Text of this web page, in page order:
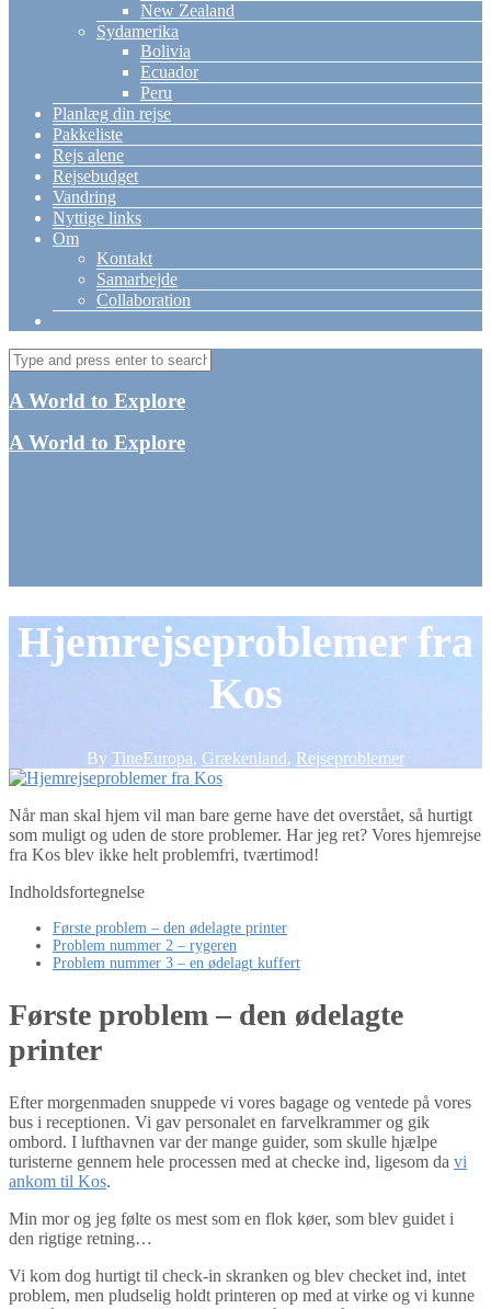
New Zealand
Sydamerika
Bolivia
Ecuador
Peru
Planlæg din rejse
Pakkeliste
Rejs alene
Rejsebudget
Vandring
Nyttige links
Om
Kontakt
Samarbejde
Collaboration
A World to Explore
A World to Explore
Hjemrejseproblemer fra
Kos
By TineEuropa, Grækenland, Rejseproblemer
Når man skal hjem vil man bare gerne have det overstået, så hurtigt
som muligt og uden de store problemer. Har jeg ret? Vores hjemrejse
fra Kos blev ikke helt problemfri, tværtimod!
Indholdsfortegnelse
Første problem – den ødelagte printer
Problem nummer 2 – rygeren
Problem nummer 3 – en ødelagt kuffert
Første problem – den ødelagte
printer
Efter morgenmaden snuppede vi vores bagage og ventede på vores
bus i receptionen. Vi gav personalet en farvelkrammer og gik
ombord. I lufthavnen var der mange guider, som skulle hjælpe
turisterne gennem hele processen med at checke ind, ligesom da vi
ankom til Kos.
Min mor og jeg følte os mest som en flok køer, som blev guidet i
den rigtige retning…
Vi kom dog hurtigt til check-in skranken og blev checket ind, intet
problem, men pludselig holdt printeren op med at virke og vi kunne